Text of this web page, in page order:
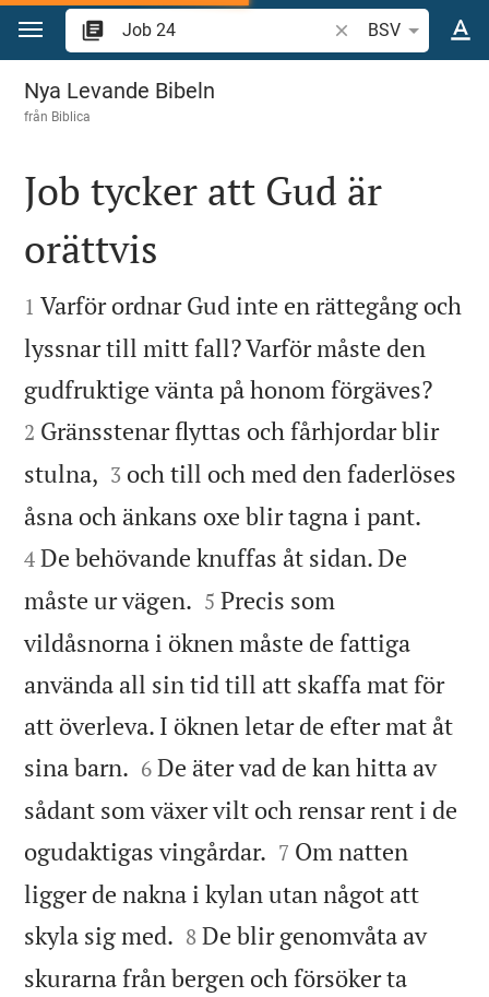
Hoppa till innehåll
Sök bibelvers eller
BSV
Job 24
Nya Levande Bibeln
från Biblica

Job tycker att Gud är
orättvis

1 Varför ordnar Gud inte en rättegång och
lyssnar till mitt fall? Varför måste den
gudfruktige vänta på honom förgäves?
2 Gränsstenar flyttas och fårhjordar blir
stulna, 

3 och till och med den faderlöses
åsna och änkans oxe blir tagna i pant.
4 De behövande knuffas åt sidan. De
måste ur vägen. 

5 Precis som
vildåsnorna i öknen måste de fattiga
använda all sin tid till att skaffa mat för
att överleva. I öknen letar de efter mat åt
sina barn. 

6 De äter vad de kan hitta av
sådant som växer vilt och rensar rent i de
ogudaktigas vingårdar. 

7 Om natten
ligger de nakna i kylan utan något att
skyla sig med. 

8 De blir genomvåta av
skurarna från bergen och försöker ta